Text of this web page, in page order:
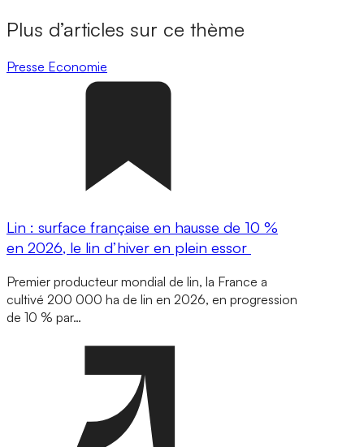
Plus d’articles sur ce thème
Presse Economie
Lin : surface française en hausse de 10 %
en 2026, le lin d’hiver en plein essor
Premier producteur mondial de lin, la France a
cultivé 200 000 ha de lin en 2026, en progression
de 10 % par…